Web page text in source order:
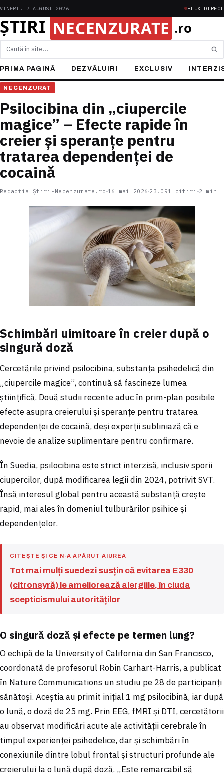
VINERI, 7 AUGUST 2026 FLUX DIRECT
Caută
PRIMA PAGINĂ DEZVĂLUIRI EXCLUSIV
NECENZURAT
Psilocibina din „ciupercile
magice” – Efecte rapide în
creier și speranțe pentru
tratarea dependenței de
cocaină
Redacția Știri-Necenzurate.ro 16 mai 2026 23.091 citiri 2 min
Schimbări uimitoare în creier după o
singură doză
Cercetările privind psilocibina, substanța psihedelică din
„ciupercile magice”, continuă să fascineze lumea
științifică. Două studii recente aduc în prim-plan posibile
efecte asupra creierului și speranțe pentru tratarea
dependenței de cocaină, deși experții subliniază că e
nevoie de analize suplimentare pentru confirmare.
În Suedia, psilocibina este strict interzisă, inclusiv sporii
ciupercilor, după modificarea legii din 2024, potrivit SVT.
Însă interesul global pentru această substanță crește
rapid, mai ales în domeniul tulburărilor psihice și
dependențelor.
CITEȘTE ȘI CE N-A APĂRUT AIUREA
Tot mai mulți suedezi susțin că evitarea E330
(citron­syră) le ameliorează alergiile, în ciuda
scepticismului autorităților
O singură doză și efecte pe termen lung?
O echipă de la University of California din San Francisco,
coordonată de profesorul Robin Carhart-Harris, a publicat
în Nature Communications un studiu pe 28 de participanți
sănătoși. Aceștia au primit inițial 1 mg psilocibină, iar după
o lună, o doză de 25 mg. Prin EEG, fMRI și DTI, cercetătorii
au observat modificări acute ale activității cerebrale în
timpul experienței psihedelice, dar și schimbări în
conexiunile dintre lobul frontal și structuri profunde ale
creierului la o lună după doză. „Este remarcabil să